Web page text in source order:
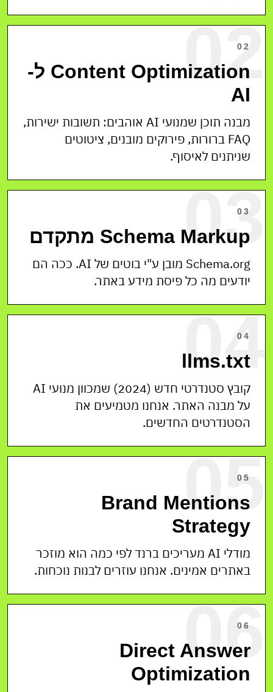
02
02
Content Optimization ל-
AI
מבנה תוכן שמנועי AI אוהבים: תשובות ישירות,
FAQ ברורות, פירוקים מובנים, ציטוטים
שניתנים לאיסוף.
03
03
Schema Markup מתקדם
Schema.org מובן ע"י בוטים של AI. ככה הם
יודעים מה כל פיסת מידע באתר.
04
04
llms.txt
קובץ סטנדרטי חדש (2024) שמכוון מנועי AI
על מבנה האתר. אנחנו מטמיעים את
הסטנדרטים החדשים.
05
05
Brand Mentions
Strategy
מודלי AI מעריכים ברנד לפי כמה הוא מוזכר
באתרים אמינים. אנחנו עוזרים לבנות נוכחות.
06
06
Direct Answer
Optimization